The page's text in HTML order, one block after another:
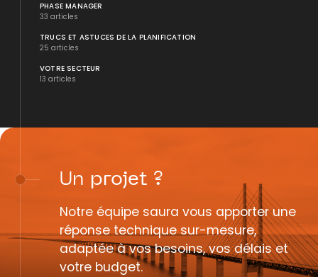
PHASE MANAGER
33 articles
TRUCS ET ASTUCES DE LA PLANIFICATION
25 articles
VOTRE SECTEUR
13 articles
Un projet ?
Notre équipe saura vous apporter une
réponse technique sur-mesure,
adaptée à vos besoins, vos délais et
votre budget.